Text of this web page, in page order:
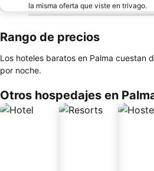
la misma oferta que viste en trivago.
Rango de precios
Los hoteles baratos en Palma cuestan
por noche.
Otros hospedajes en